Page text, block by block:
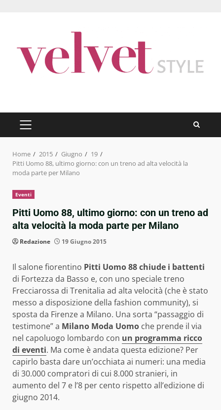
PRIMARY
MENU
Home 2015 Giugno
19
Pitti Uomo 88, ultimo giorno: con un treno ad alta velocità la
moda parte per Milano
Eventi
Pitti Uomo 88, ultimo giorno: con un treno ad
alta velocità la moda parte per Milano
Redazione 19 Giugno 2015
Il salone fiorentino Pitti Uomo 88 chiude i battenti
di Fortezza da Basso e, con uno speciale treno
Frecciarossa di Trenitalia ad alta velocità (che è stato
messo a disposizione della fashion community), si
sposta da Firenze a Milano. Una sorta “passaggio di
testimone” a Milano Moda Uomo che prende il via
nel capoluogo lombardo con un programma ricco
di eventi. Ma come è andata questa edizione? Per
capirlo basta dare un’occhiata ai numeri: una media
di 30.000 compratori di cui 8.000 stranieri, in
aumento del 7 e l’8 per cento rispetto all’edizione di
giugno 2014.